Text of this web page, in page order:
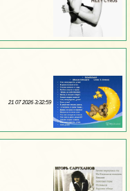
21 07 2026 3:32:59